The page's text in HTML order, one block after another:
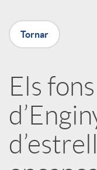
P
u
b
l
Tornar
Els